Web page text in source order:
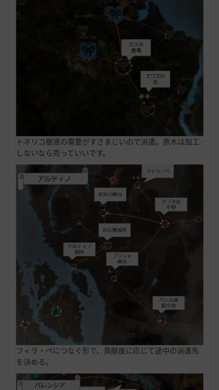
トネリコ樹液の需要がすさまじいので派遣。原木は加工
しないなら売っていいです。
フィラ・ペにつなぐ形で、貢献度に応じて途中の派遣先
を決める。